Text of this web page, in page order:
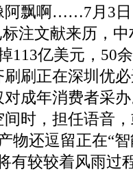
阿飘啊……7月3
注文献来历，
113亿美元，50
刷正在深圳优
成年消费者采
间时，担任语音
物还逗留正在“
有较较着风雨过